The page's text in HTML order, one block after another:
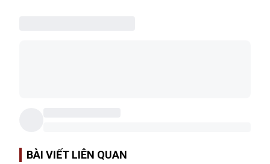
BÀI VIẾT LIÊN QUAN